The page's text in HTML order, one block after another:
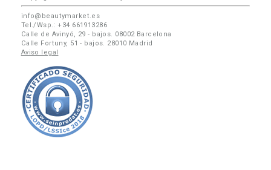
info@beautymarket.es
Tel./Wsp.: +34 661913286
Calle de Avinyó, 29 - bajos. 08002 Barcelona
Calle Fortuny, 51 - bajos. 28010 Madrid
Aviso legal